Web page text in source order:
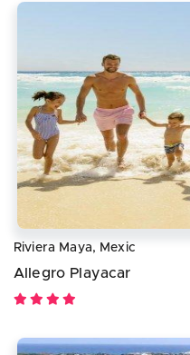
Riviera Maya, Mexic
Allegro Playacar